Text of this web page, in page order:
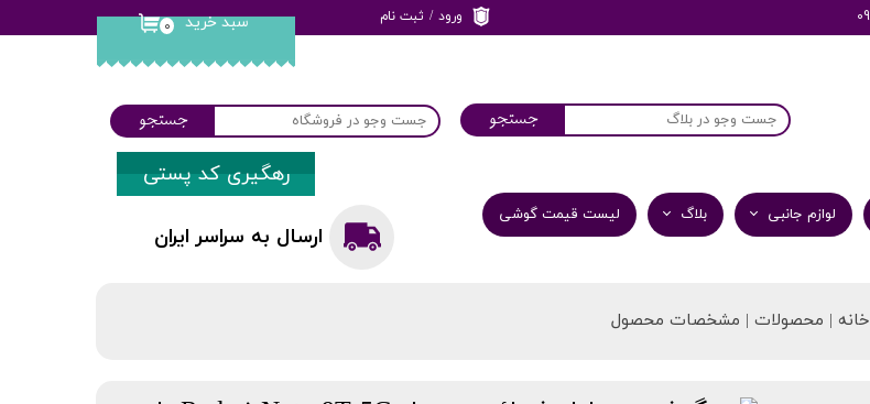
۰ سبد خرید ورود / ثبت نام
سفارشات
لوازم جانبی بلاگ لیست قیمت گوشی
جستجو جستجو
ارسال به سراسر ایران
رهگیری کد پستی
خانه | محصولات | مشخصات محصول